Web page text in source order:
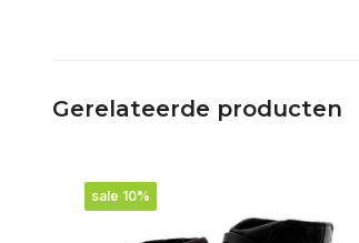
Gerelateerde producten
sale 10%